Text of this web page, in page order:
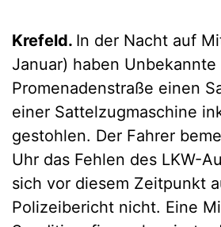
Krefeld. In der Nacht auf
Januar) haben
Promenadenstraße einen
einer Sattelzugmaschine
gestohlen. Der Fahrer
Uhr das Fehlen des LKW-
sich vor diesem Zeitpunkt
Polizeibericht nicht. Eine